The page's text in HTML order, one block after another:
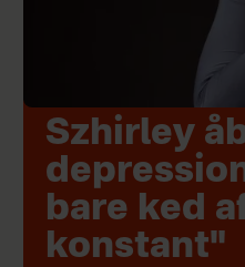
Szhirley
bare ked
konstant"